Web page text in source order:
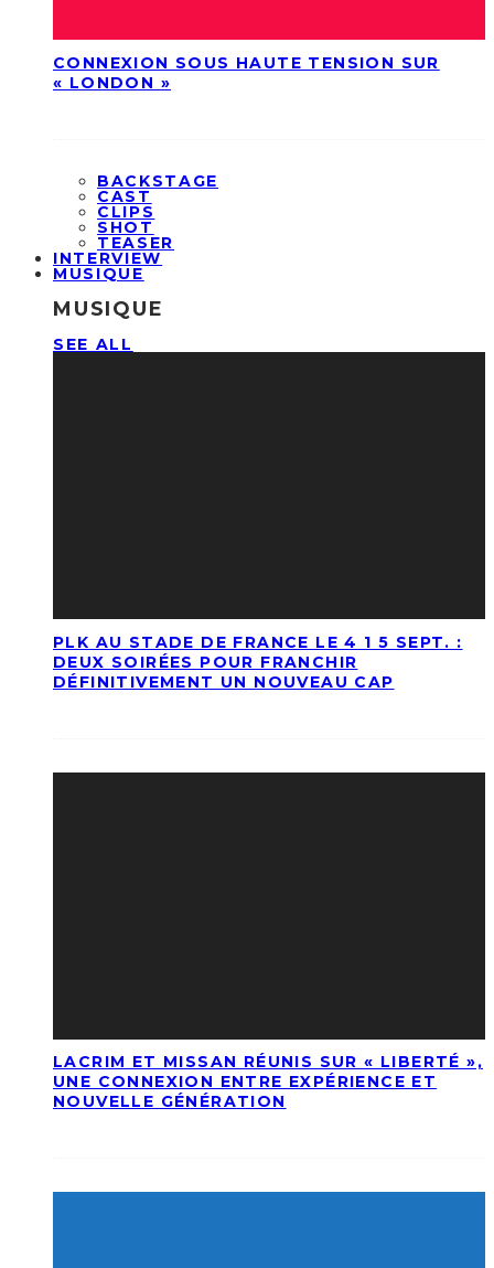
CONNEXION SOUS HAUTE TENSION SUR
« LONDON »
BACKSTAGE
CAST
CLIPS
SHOT
TEASER
INTERVIEW
MUSIQUE
MUSIQUE
SEE ALL
PLK AU STADE DE FRANCE LE 4 1 5 SEPT. :
DEUX SOIRÉES POUR FRANCHIR
DÉFINITIVEMENT UN NOUVEAU CAP
LACRIM ET MISSAN RÉUNIS SUR « LIBERTÉ »,
UNE CONNEXION ENTRE EXPÉRIENCE ET
NOUVELLE GÉNÉRATION